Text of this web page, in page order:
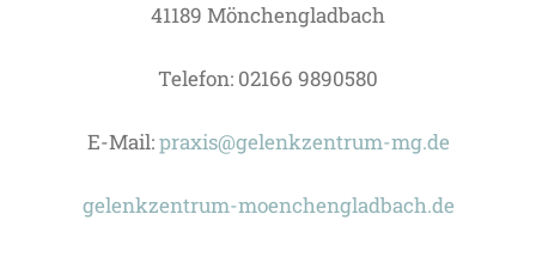
41189 Mönchengladbach
Telefon: 02166 9890580
E-Mail:praxis@gelenkzentrum-mg.de
gelenkzentrum-moenchengladbach.de